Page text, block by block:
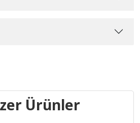
Ürünler